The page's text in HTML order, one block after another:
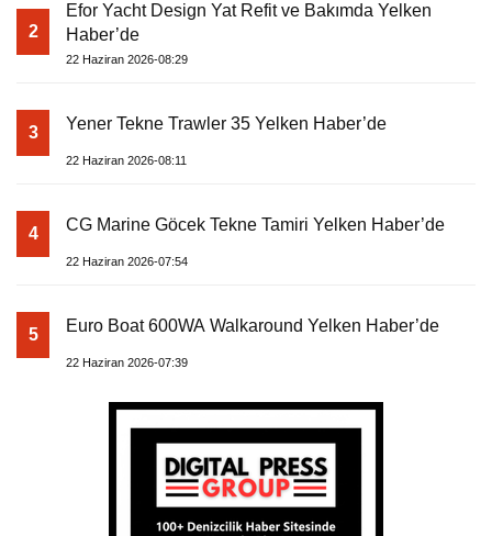
2
Efor Yacht Design Yat Refit ve Bakımda Yelken
Haber’de
22 Haziran 2026-08:29
3 Yener Tekne Trawler 35 Yelken Haber’de
22 Haziran 2026-08:11
4 CG Marine Göcek Tekne Tamiri Yelken Haber’de
22 Haziran 2026-07:54
5 Euro Boat 600WA Walkaround Yelken Haber’de
22 Haziran 2026-07:39